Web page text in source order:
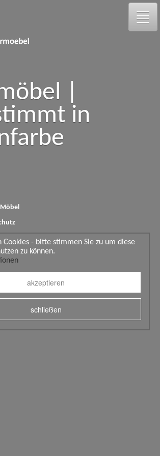
galerie
person
|
in
- bitte stimmen Sie zu um diese
zu können.
akzeptieren
schließen